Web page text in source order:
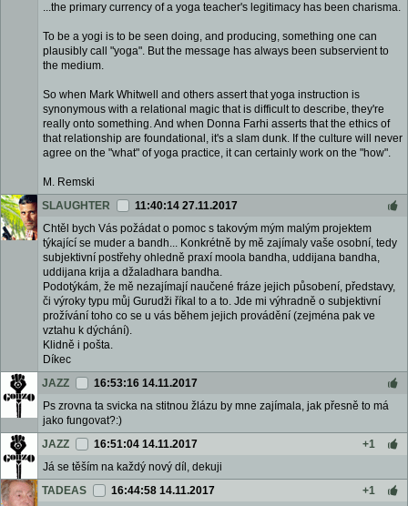
...the primary currency of a yoga teacher's legitimacy has been charisma.
To be a yogi is to be seen doing, and producing, something one can
plausibly call "yoga". But the message has always been subservient to
the medium.
So when Mark Whitwell and others assert that yoga instruction is
synonymous with a relational magic that is difficult to describe, they're
really onto something. And when Donna Farhi asserts that the ethics of
that relationship are foundational, it's a slam dunk. If the culture will never
agree on the "what" of yoga practice, it can certainly work on the "how".
M. Remski
SLAUGHTER
11:40:14 27.11.2017
Chtěl bych Vás požádat o pomoc s takovým mým malým projektem
týkající se muder a bandh... Konkrétně by mě zajímaly vaše osobní, tedy
subjektivní postřehy ohledně praxí moola bandha, uddijana bandha,
uddijana krija a džaladhara bandha.
Podotýkám, že mě nezajímají naučené fráze jejich působení, představy,
či výroky typu můj Gurudži říkal to a to. Jde mi výhradně o subjektivní
prožívání toho co se u vás během jejich provádění (zejména pak ve
vztahu k dýchání).
Klidně i pošta.
Díkec
JAZZ
16:53:16 14.11.2017
Ps zrovna ta svicka na stitnou žlázu by mne zajímala, jak přesně to má
jako fungovat?:)
JAZZ
16:51:04 14.11.2017
+1
Já se těším na každý nový díl, dekuji
TADEAS
16:44:58 14.11.2017
+1